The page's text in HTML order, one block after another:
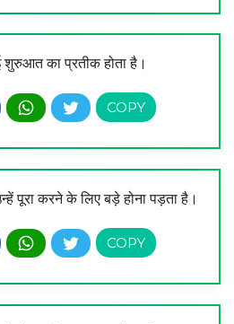
का प्रतीक होता है।
पूरा करने के लिए बड़े होना पड़ता है।